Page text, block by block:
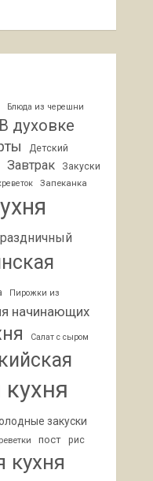
Блюда из черешни
В духовке
Детский
Завтрак
Закуски
Запеканка
Пирожки из
начинающих
Салат с сыром
закуски
пост рис
кухня